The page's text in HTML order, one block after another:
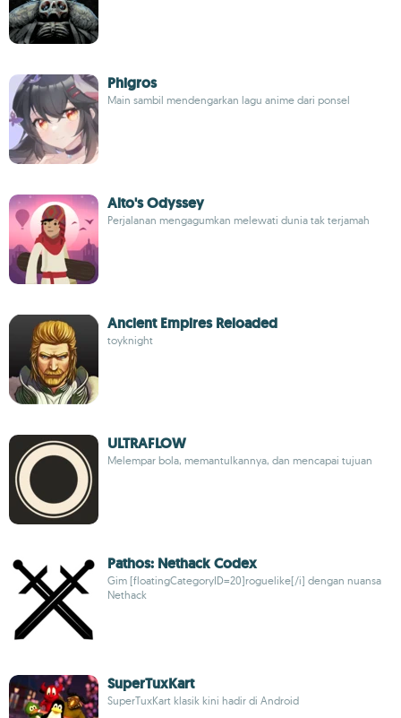
Phigros
Main sambil mendengarkan lagu anime dari ponsel
Alto's Odyssey
Perjalanan mengagumkan melewati dunia tak terjamah
Ancient Empires Reloaded
toyknight
ULTRAFLOW
Melempar bola, memantulkannya, dan mencapai tujuan
Pathos: Nethack Codex
Gim [floatingCategoryID=20]roguelike[/i] dengan nuansa
Nethack
SuperTuxKart
SuperTuxKart klasik kini hadir di Android